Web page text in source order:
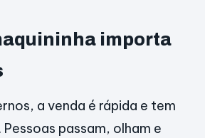
importa
a venda é rápida e tem
passam, olham e